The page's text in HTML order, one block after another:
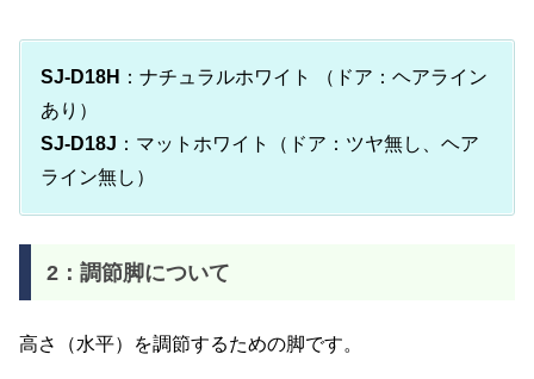
SJ-D18H ：ナチュラルホワイト （ドア：ヘアライン
あり）
SJ-D18J ：マットホワイト（ドア：ツヤ無し、ヘア
ライン無し）
2：調節脚について
高さ（水平）を調節するための脚です。